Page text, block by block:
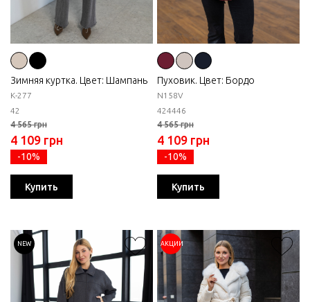
Зимняя куртка. Цвет: Шампань
К-277
42
4 565 грн
4 109 грн
-10%
Купить
Пуховик. Цвет: Бордо
N158V
424446
4 565 грн
4 109 грн
-10%
Купить
NEW АКЦИИ